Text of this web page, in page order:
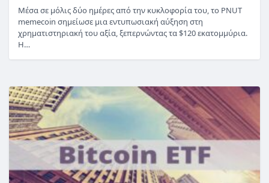
Μέσα σε μόλις δύο ημέρες από την κυκλοφορία του, το PNUT
memecoin σημείωσε μια εντυπωσιακή αύξηση στη
χρηματιστηριακή του αξία, ξεπερνώντας τα $120 εκατομμύρια.
Η…